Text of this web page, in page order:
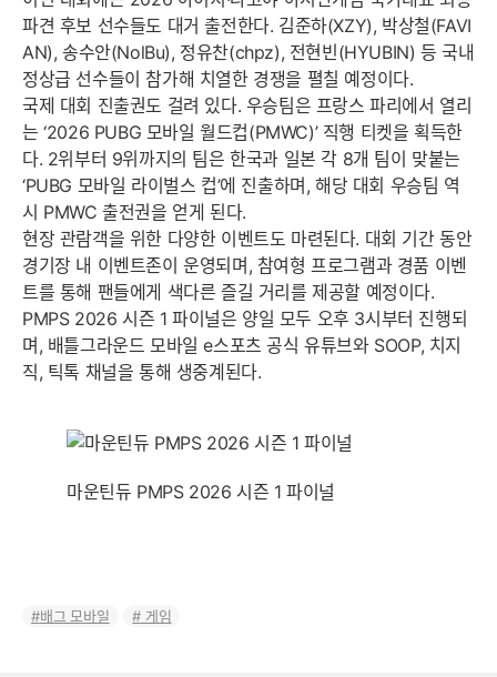
파견 후보 선수들도 대거 출전한다. 김준하(XZY), 박상철(FAVI
AN), 송수안(NolBu), 정유찬(chpz), 전현빈(HYUBIN) 등 국내
정상급 선수들이 참가해 치열한 경쟁을 펼칠 예정이다.
국제 대회 진출권도 걸려 있다. 우승팀은 프랑스 파리에서 열리
는 ‘2026 PUBG 모바일 월드컵(PMWC)’ 직행 티켓을 획득한
다. 2위부터 9위까지의 팀은 한국과 일본 각 8개 팀이 맞붙는
‘PUBG 모바일 라이벌스 컵’에 진출하며, 해당 대회 우승팀 역
시 PMWC 출전권을 얻게 된다.
현장 관람객을 위한 다양한 이벤트도 마련된다. 대회 기간 동안
경기장 내 이벤트존이 운영되며, 참여형 프로그램과 경품 이벤
트를 통해 팬들에게 색다른 즐길 거리를 제공할 예정이다.
PMPS 2026 시즌 1 파이널은 양일 모두 오후 3시부터 진행되
며, 배틀그라운드 모바일 e스포츠 공식 유튜브와 SOOP, 치지
직, 틱톡 채널을 통해 생중계된다.
마운틴듀 PMPS 2026 시즌 1 파이널
배그 모바일 게임